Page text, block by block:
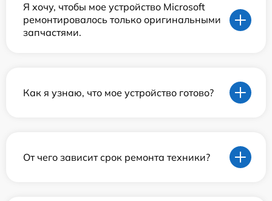
Я хочу, чтобы мое устройство Microsoft
ремонтировалось только оригинальными
запчастями.
Как я узнаю, что мое устройство готово?
От чего зависит срок ремонта техники?